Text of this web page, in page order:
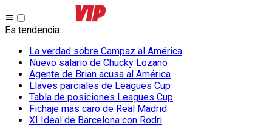
Es tendencia:
La verdad sobre Campaz al América
Nuevo salario de Chucky Lozano
Agente de Brian acusa al América
Llaves parciales de Leagues Cup
Tabla de posiciones Leagues Cup
Fichaje más caro de Real Madrid
XI Ideal de Barcelona con Rodri